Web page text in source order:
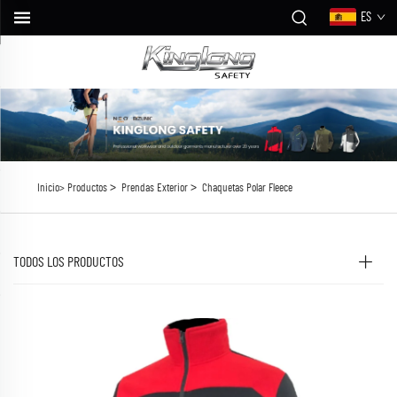
ES
Inicio> Productos> Prendas Exterior> Chaquetas Polar Fleece
TODOS LOS PRODUCTOS